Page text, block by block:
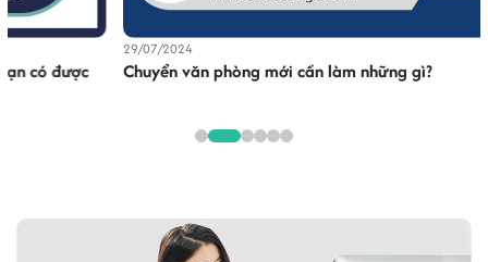
Chuyển văn phòng mới cần làm những gì?